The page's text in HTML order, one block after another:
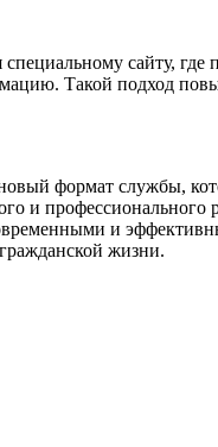
сайту, где
Такой подход
формат службы,
и
и
жизни.